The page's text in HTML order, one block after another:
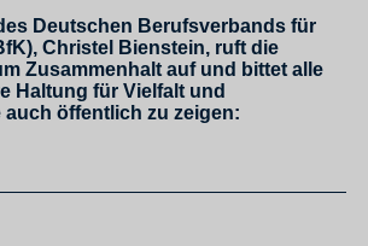
Deutschen Berufsverbands für
Christel Bienstein, ruft die
Zusammenhalt auf und bittet alle
Haltung für Vielfalt und
öffentlich zu zeigen: